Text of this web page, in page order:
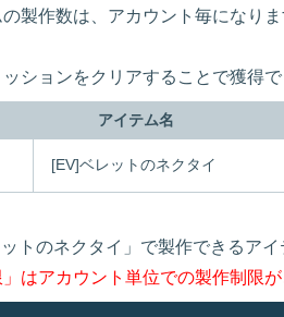
製作数は、アカウント毎になり
ションをクリアすることで獲得
アイテム名
[EV]ベレットのネクタイ
トのネクタイ」で製作できるアイ
はアカウント単位での製作制限